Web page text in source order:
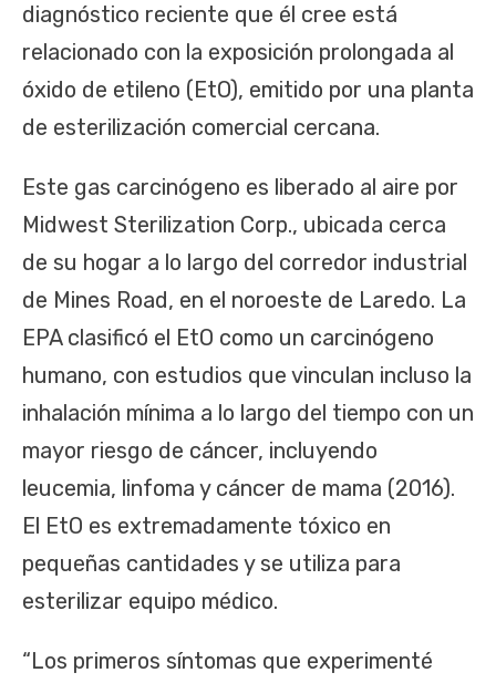
diagnóstico reciente que él cree está
relacionado con la exposición prolongada al
óxido de etileno (EtO), emitido por una planta
de esterilización comercial cercana.
Este gas carcinógeno es liberado al aire por
Midwest Sterilization Corp., ubicada cerca
de su hogar a lo largo del corredor industrial
de Mines Road, en el noroeste de Laredo. La
EPA clasificó el EtO como un carcinógeno
humano, con estudios que vinculan incluso la
inhalación mínima a lo largo del tiempo con un
mayor riesgo de cáncer, incluyendo
leucemia, linfoma y cáncer de mama (2016).
El EtO es extremadamente tóxico en
pequeñas cantidades y se utiliza para
esterilizar equipo médico.
“Los primeros síntomas que experimenté